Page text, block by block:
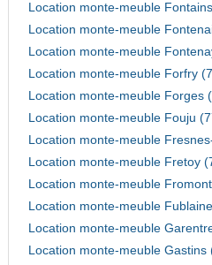
Location monte-meuble
Location monte-meuble
Location monte-meuble
Location monte-meuble Forfry
Location monte-meuble Forges
Location monte-meuble Fouju
Location monte-meuble
Location monte-meuble Fretoy
Location monte-meuble
Location monte-meuble
Location monte-meuble
Location monte-meuble Gastins